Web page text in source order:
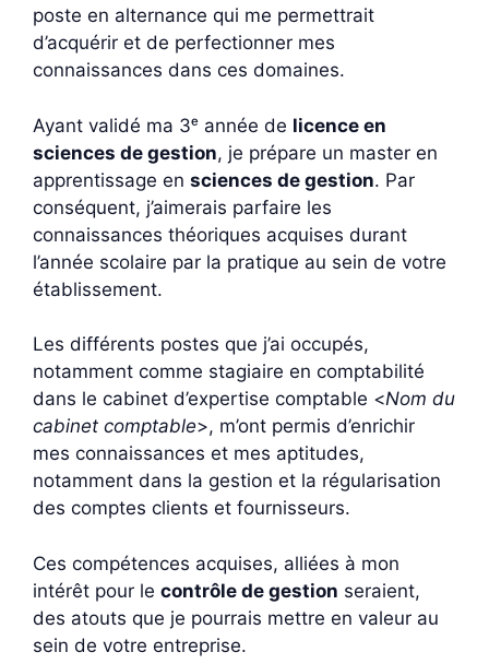
poste en alternance qui me permettrait
d’acquérir et de perfectionner mes
connaissances dans ces domaines.
Ayant validé ma 3ᵉ année de licence en
sciences de gestion, je prépare un master en
apprentissage en sciences de gestion. Par
conséquent, j’aimerais parfaire les
connaissances théoriques acquises durant
l’année scolaire par la pratique au sein de votre
établissement.
Les différents postes que j’ai occupés,
notamment comme stagiaire en comptabilité
dans le cabinet d’expertise comptable <Nom du
cabinet comptable>, m’ont permis d’enrichir
mes connaissances et mes aptitudes,
notamment dans la gestion et la régularisation
des comptes clients et fournisseurs.
Ces compétences acquises, alliées à mon
intérêt pour le contrôle de gestion seraient,
des atouts que je pourrais mettre en valeur au
sein de votre entreprise.